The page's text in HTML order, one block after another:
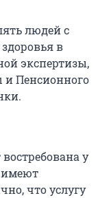
людей с
в
экспертизы,
Пенсионного
у
имеют
что услугу